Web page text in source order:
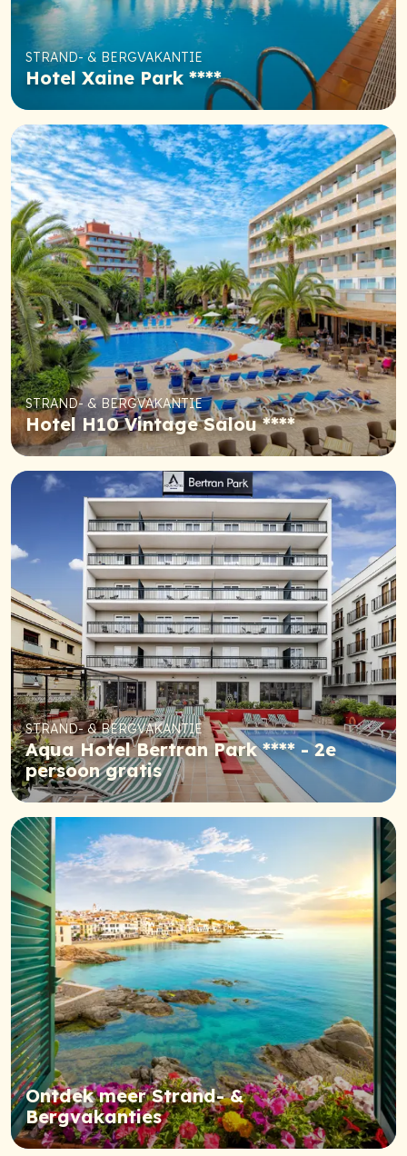
STRAND- & BERGVAKANTIE
Hotel Xaine Park ****
STRAND- & BERGVAKANTIE
Hotel H10 Vintage Salou ****
STRAND- & BERGVAKANTIE
Aqua Hotel Bertran Park **** - 2e
persoon gratis
Ontdek meer Strand- &
Bergvakanties